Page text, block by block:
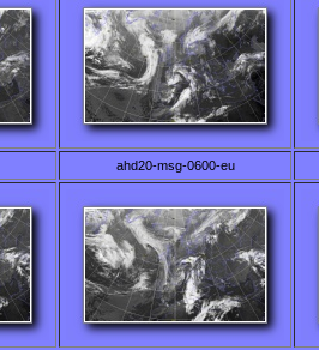
ahd20-msg-0600-eu